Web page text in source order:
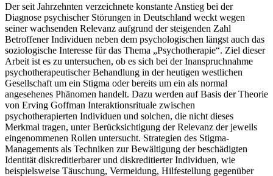
Der seit Jahrzehnten verzeichnete konstante Anstieg bei der
Diagnose psychischer Störungen in Deutschland weckt wegen
seiner wachsenden Relevanz aufgrund der steigenden Zahl
Betroffener Individuen neben dem psychologischen längst auch das
soziologische Interesse für das Thema „Psychotherapie“. Ziel dieser
Arbeit ist es zu untersuchen, ob es sich bei der Inanspruchnahme
psychotherapeutischer Behandlung in der heutigen westlichen
Gesellschaft um ein Stigma oder bereits um ein als normal
angesehenes Phänomen handelt. Dazu werden auf Basis der Theorie
von Erving Goffman Interaktionsrituale zwischen
psychotherapierten Individuen und solchen, die nicht dieses
Merkmal tragen, unter Berücksichtigung der Relevanz der jeweils
eingenommenen Rollen untersucht. Strategien des Stigma-
Managements als Techniken zur Bewältigung der beschädigten
Identität diskreditierbarer und diskreditierter Individuen, wie
beispielsweise Täuschung, Vermeidung, Hilfestellung gegenüber